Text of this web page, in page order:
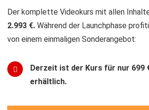
Der komplette Videokurs mit allen
2.993 €. Während der Launchphase
von einem einmaligen Sonderangebot:
Derzeit ist der Kurs für nur 699
erhältlich.